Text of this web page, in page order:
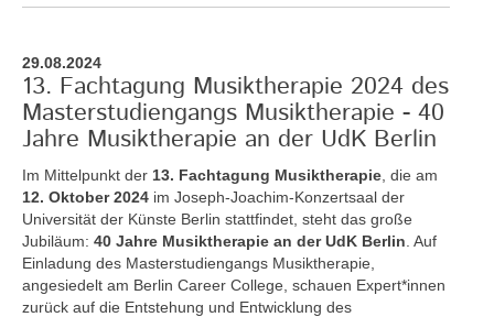
29.08.2024
13. Fachtagung Musiktherapie 2024 des
Masterstudiengangs Musiktherapie - 40
Jahre Musiktherapie an der UdK Berlin
Im Mittelpunkt der 13. Fachtagung Musiktherapie , die am
12. Oktober 2024 im Joseph-Joachim-Konzertsaal der
Universität der Künste Berlin stattfindet, steht das große
Jubiläum: 40 Jahre Musiktherapie an der UdK Berlin . Auf
Einladung des Masterstudiengangs Musiktherapie,
angesiedelt am Berlin Career College, schauen Expert*innen
zurück auf die Entstehung und Entwicklung des